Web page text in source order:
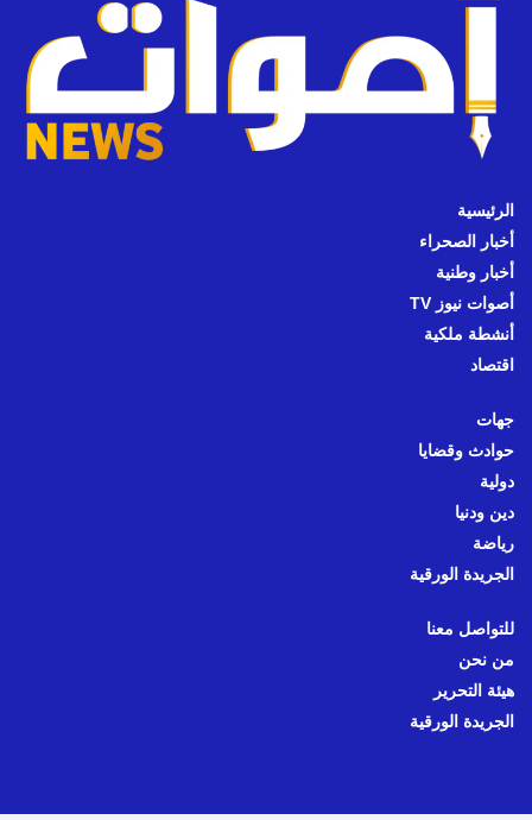
الرئيسية
أخبار الصحراء
أخبار وطنية
أصوات نيوز TV
أنشطة ملكية
اقتصاد
جهات
حوادث وقضايا
دولية
دين ودنيا
رياضة
الجريدة الورقية
للتواصل معنا
من نحن
هيئة التحرير
الجريدة الورقية